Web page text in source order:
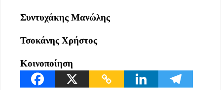
Συντυχάκης Μανώλης
Τσοκάνης Χρήστος
Κοινοποίηση